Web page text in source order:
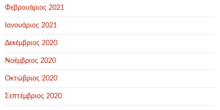
Φεβρουάριος 2021
Ιανουάριος 2021
Δεκέμβριος 2020
Νοέμβριος 2020
Οκτώβριος 2020
Σεπτέμβριος 2020